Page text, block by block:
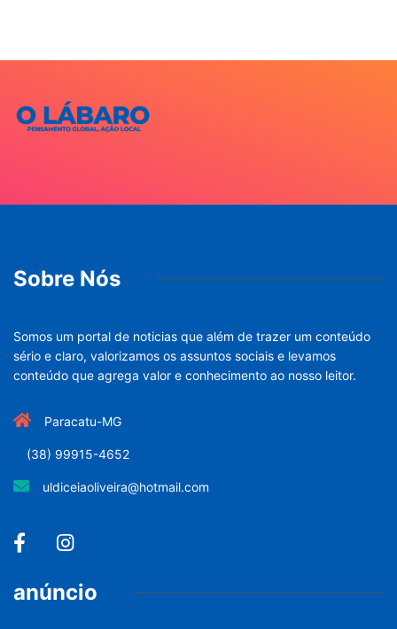
Sobre Nós
Somos um portal de noticias que além de trazer um conteúdo
sério e claro, valorizamos os assuntos sociais e levamos
conteúdo que agrega valor e conhecimento ao nosso leitor.
Paracatu-MG
(38) 99915-4652
uldiceiaoliveira@hotmail.com
anúncio